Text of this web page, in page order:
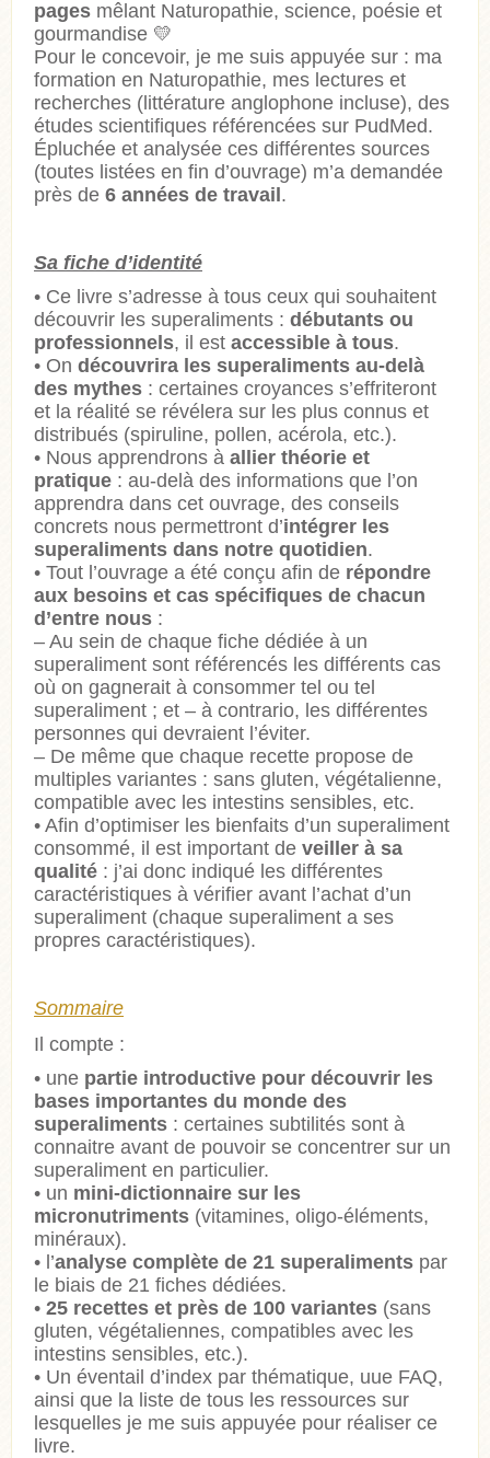
pages mêlant Naturopathie, science, poésie et
gourmandise 💛
Pour le concevoir, je me suis appuyée sur : ma
formation en Naturopathie, mes lectures et
recherches (littérature anglophone incluse), des
études scientifiques référencées sur PudMed.
Épluchée et analysée ces différentes sources
(toutes listées en fin d’ouvrage) m’a demandée
près de 6 années de travail .
Sa fiche d’identité
• Ce livre s’adresse à tous ceux qui souhaitent
découvrir les superaliments : débutants ou
professionnels, il est accessible à tous.
• On découvrira les superaliments au-delà
des mythes : certaines croyances s’effriteront
et la réalité se révélera sur les plus connus et
distribués (spiruline, pollen, acérola, etc.).
• Nous apprendrons à allier théorie et
pratique : au-delà des informations que l’on
apprendra dans cet ouvrage, des conseils
concrets nous permettront d’intégrer les
superaliments dans notre quotidien.
• Tout l’ouvrage a été conçu afin de répondre
aux besoins et cas spécifiques de chacun
d’entre nous :
– Au sein de chaque fiche dédiée à un
superaliment sont référencés les différents cas
où on gagnerait à consommer tel ou tel
superaliment ; et – à contrario, les différentes
personnes qui devraient l’éviter.
– De même que chaque recette propose de
multiples variantes : sans gluten, végétalienne,
compatible avec les intestins sensibles, etc.
• Afin d’optimiser les bienfaits d’un superaliment
consommé, il est important de veiller à sa
qualité : j’ai donc indiqué les différentes
caractéristiques à vérifier avant l’achat d’un
superaliment (chaque superaliment a ses
propres caractéristiques).
Sommaire
Il compte :
• une partie introductive pour découvrir les
bases importantes du monde des
superaliments : certaines subtilités sont à
connaitre avant de pouvoir se concentrer sur un
superaliment en particulier.
• un mini-dictionnaire sur les
micronutriments (vitamines, oligo-éléments,
minéraux).
• l’analyse complète de 21 superaliments par
le biais de 21 fiches dédiées.
• 25 recettes et près de 100 variantes (sans
gluten, végétaliennes, compatibles avec les
intestins sensibles, etc.).
• Un éventail d’index par thématique, uue FAQ,
ainsi que la liste de tous les ressources sur
lesquelles je me suis appuyée pour réaliser ce
livre.